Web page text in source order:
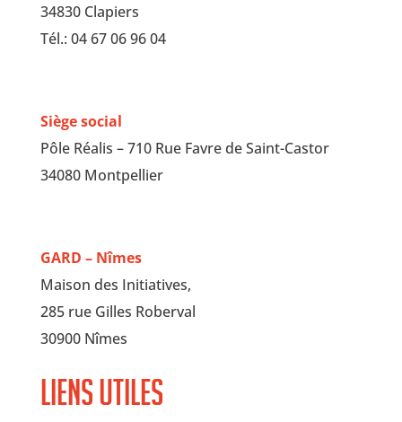
34830 Clapiers
Tél.: 04 67 06 96 04
Siège social
Pôle Réalis – 710 Rue Favre de Saint-Castor
34080 Montpellier
GARD – Nîmes
Maison des Initiatives,
285 rue Gilles Roberval
30900 Nîmes
Liens utiles